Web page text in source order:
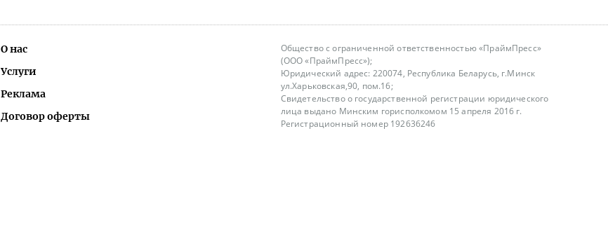
О нас
Услуги
Реклама
Договор оферты
Общество с ограниченной ответственностью «ПраймПресс»
(ООО «ПраймПресс»);
Юридический адрес: 220074, Республика Беларусь, г.Минск
ул.Харьковская,90, пом.16;
Свидетельство о государственной регистрации юридического
лица выдано Минским горисполкомом 15 апреля 2016 г.
Регистрационный номер 192636246